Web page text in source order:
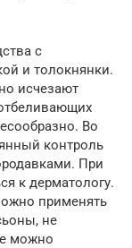
с
и толокнянки.
исчезают
Во
контроль
При
к дерматологу.
применять
не
можно